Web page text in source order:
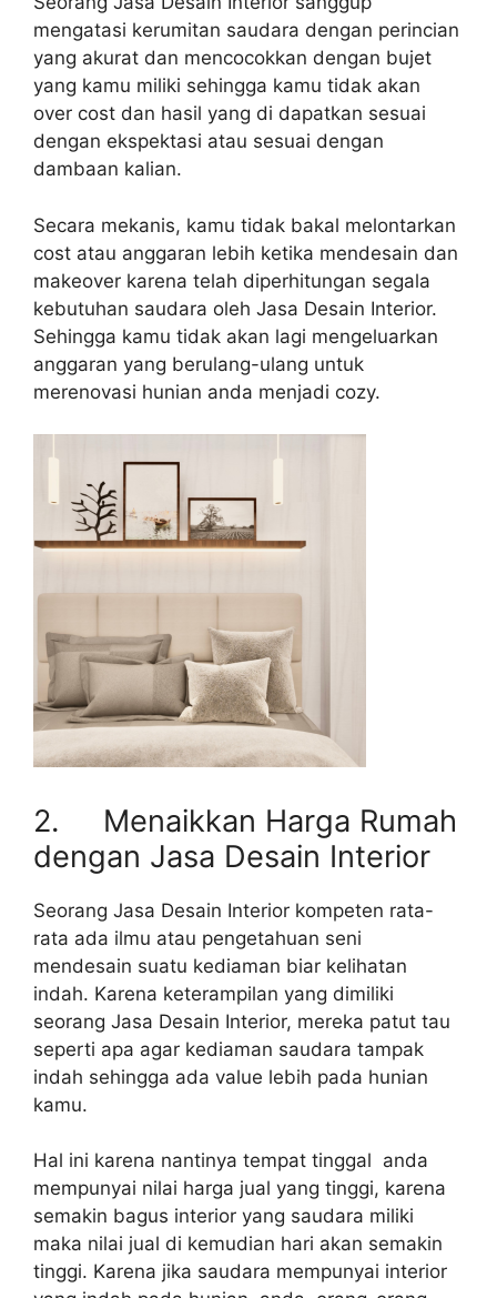
mengatasi kerumitan saudara dengan perincian
yang akurat dan mencocokkan dengan bujet
yang kamu miliki sehingga kamu tidak akan
over cost dan hasil yang di dapatkan sesuai
dengan ekspektasi atau sesuai dengan
dambaan kalian.
Secara mekanis, kamu tidak bakal melontarkan
cost atau anggaran lebih ketika mendesain dan
makeover karena telah diperhitungan segala
kebutuhan saudara oleh Jasa Desain Interior.
Sehingga kamu tidak akan lagi mengeluarkan
anggaran yang berulang-ulang untuk
merenovasi hunian anda menjadi cozy.
2. Menaikkan Harga Rumah
dengan Jasa Desain Interior
Seorang Jasa Desain Interior kompeten rata-
rata ada ilmu atau pengetahuan seni
mendesain suatu kediaman biar kelihatan
indah. Karena keterampilan yang dimiliki
seorang Jasa Desain Interior, mereka patut tau
seperti apa agar kediaman saudara tampak
indah sehingga ada value lebih pada hunian
kamu.
Hal ini karena nantinya tempat tinggal anda
mempunyai nilai harga jual yang tinggi, karena
semakin bagus interior yang saudara miliki
maka nilai jual di kemudian hari akan semakin
tinggi. Karena jika saudara mempunyai interior